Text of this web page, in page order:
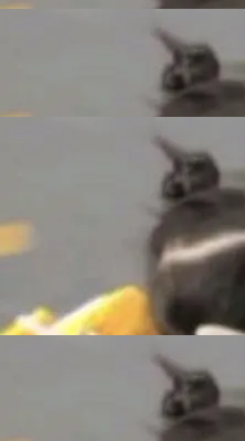
其中，Dee
时会拒绝包
核...
投票中获得
迈入新的发
“AI版维基百
态。 Groki
智能生成内
包百科网站
发现，无论
现近期更
Bean、写 R
、
行翻译文
模块围绕三
：
与 Iceb
缺失的那一
进一步支